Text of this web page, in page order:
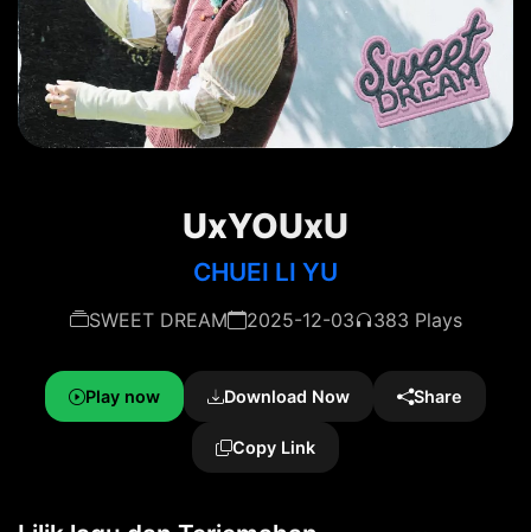
UxYOUxU
CHUEI LI YU
SWEET DREAM 2025-12-03 383 Plays
Play now Download Now Share
Copy Link